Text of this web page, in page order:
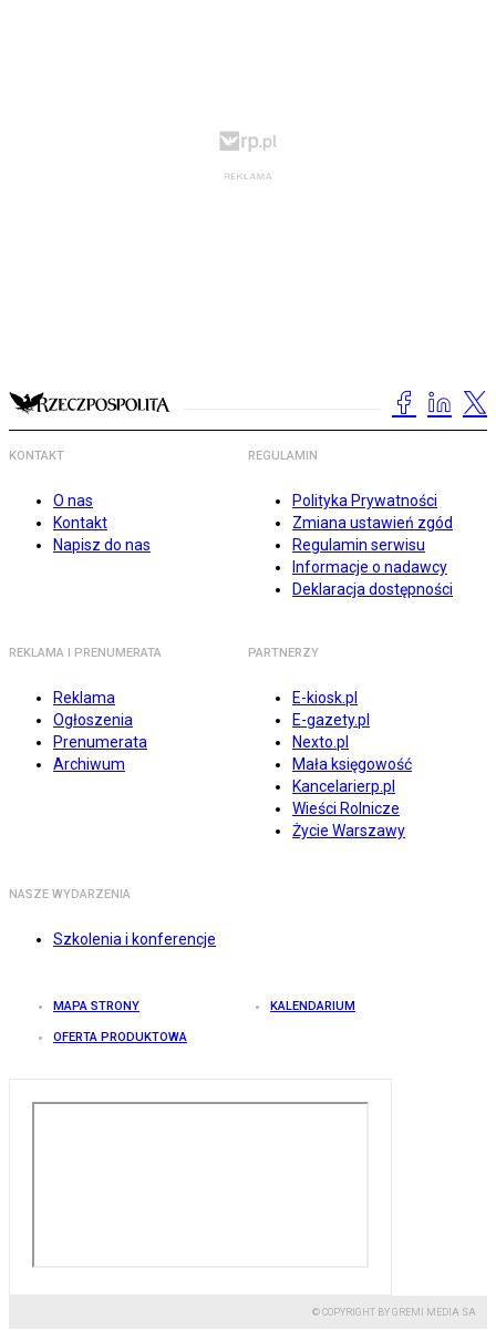
KONTAKT
O nas
Kontakt
Napisz do nas
REGULAMIN
Polityka Prywatności
Zmiana ustawień zgód
Regulamin serwisu
Informacje o nadawcy
Deklaracja dostępności
REKLAMA I PRENUMERATA
Reklama
Ogłoszenia
Prenumerata
Archiwum
PARTNERZY
E-kiosk.pl
E-gazety.pl
Nexto.pl
Mała księgowość
Kancelarierp.pl
Wieści Rolnicze
Życie Warszawy
NASZE WYDARZENIA
Szkolenia i konferencje
MAPA STRONY KALENDARIUM
OFERTA PRODUKTOWA
© COPYRIGHT BY GREMI MEDIA SA